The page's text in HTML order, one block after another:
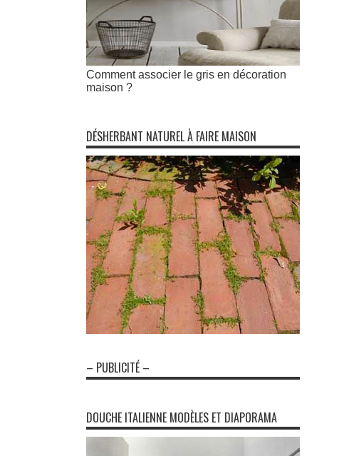
Comment associer le gris en décoration
maison ?
DÉSHERBANT NATUREL À FAIRE MAISON
– PUBLICITÉ –
DOUCHE ITALIENNE MODÈLES ET DIAPORAMA